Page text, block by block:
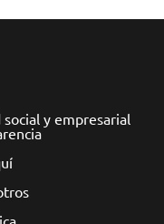
social y empresarial